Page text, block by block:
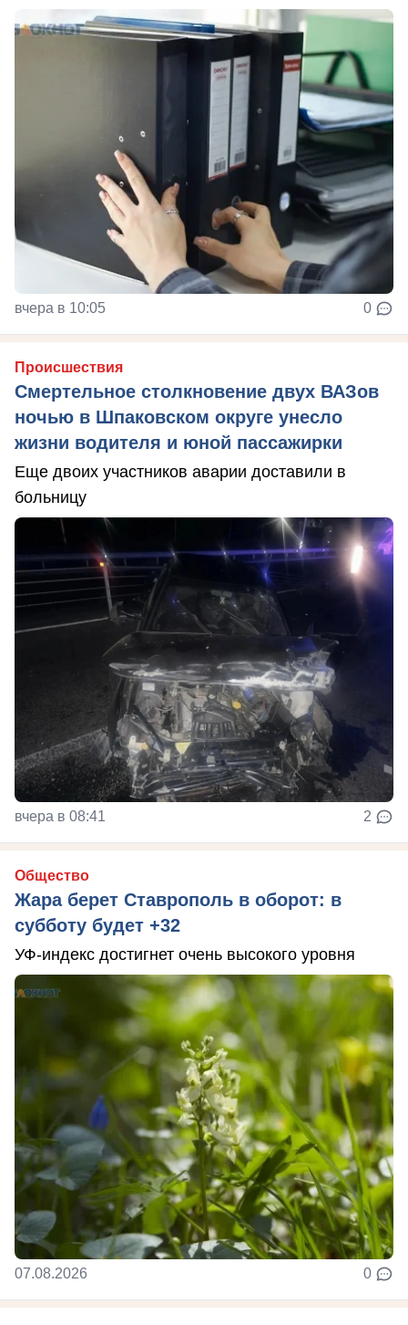
вчера в 10:05 0
Происшествия
Смертельное столкновение двух ВАЗов
ночью в Шпаковском округе унесло
жизни водителя и юной пассажирки
Еще двоих участников аварии доставили в
больницу
вчера в 08:41 2
Общество
Жара берет Ставрополь в оборот: в
субботу будет +32
УФ-индекс достигнет очень высокого уровня
07.08.2026 0